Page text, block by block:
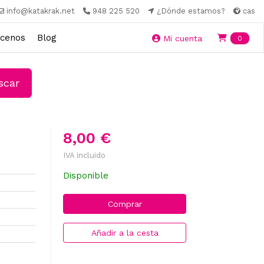
info@katakrak.net 948 225 520 ¿Dónde estamos? cas
Blog Mi cuenta 0
8,00 €
IVA incluido
Disponible
Comprar
Añadir a la cesta